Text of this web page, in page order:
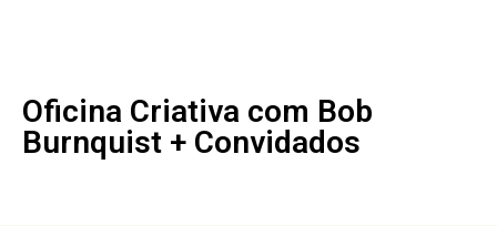
Oficina Criativa com Bob
Burnquist + Convidados